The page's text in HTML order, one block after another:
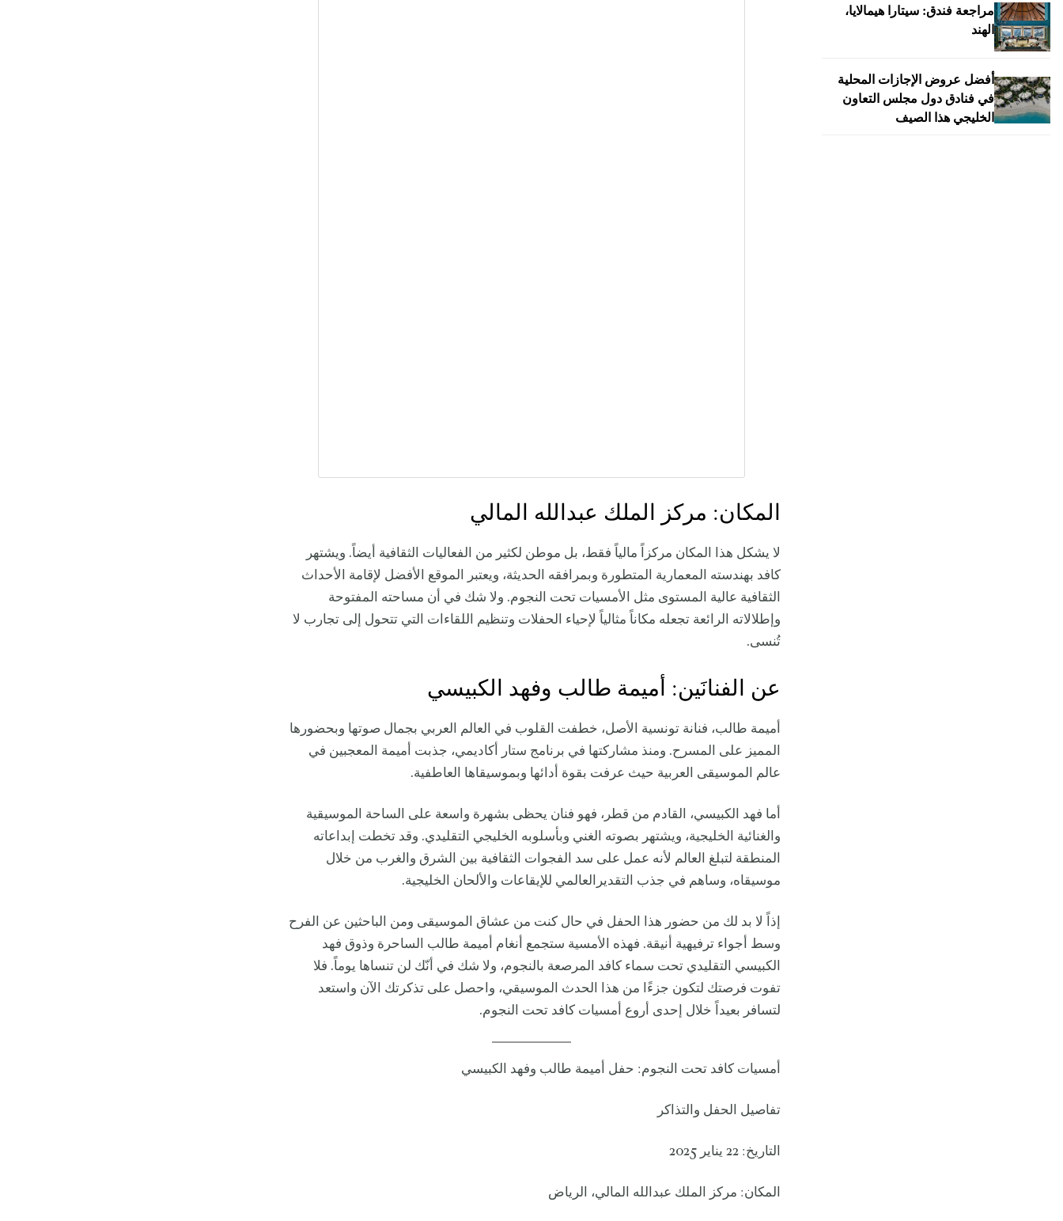
مراجعة فندق: سيتارا هيمالايا،
الهند
أفضل عروض الإجازات المحلية
في فنادق دول مجلس التعاون
الخليجي هذا الصيف
المكان: مركز الملك عبدالله المالي
لا يشكل هذا المكان مركزاً مالياً فقط، بل موطن لكثير من الفعاليات الثقافية أيضاً. ويشتهر
كافد بهندسته المعمارية المتطورة وبمرافقه الحديثة، ويعتبر الموقع الأفضل لإقامة الأحداث
الثقافية عالية المستوى مثل الأمسيات تحت النجوم. ولا شك في أن مساحته المفتوحة
وإطلالاته الرائعة تجعله مكاناً مثالياً لإحياء الحفلات وتنظيم اللقاءات التي تتحول إلى تجارب لا
تُنسى.
عن الفنانَين: أميمة طالب وفهد الكبيسي
أميمة طالب، فنانة تونسية الأصل، خطفت القلوب في العالم العربي بجمال صوتها وبحضورها
المميز على المسرح. ومنذ مشاركتها في برنامج ستار أكاديمي، جذبت أميمة المعجبين في
عالم الموسيقى العربية حيث عرفت بقوة أدائها وبموسيقاها العاطفية.
أما فهد الكبيسي، القادم من قطر، فهو فنان يحظى بشهرة واسعة على الساحة الموسيقية
والغنائية الخليجية، ويشتهر بصوته الغني وبأسلوبه الخليجي التقليدي. وقد تخطت إبداعاته
المنطقة لتبلغ العالم لأنه عمل على سد الفجوات الثقافية بين الشرق والغرب من خلال
موسيقاه، وساهم في جذب التقديرالعالمي للإيقاعات والألحان الخليجية.
إذاً لا بد لك من حضور هذا الحفل في حال كنت من عشاق الموسيقى ومن الباحثين عن الفرح
وسط أجواء ترفيهية أنيقة. فهذه الأمسية ستجمع أنغام أميمة طالب الساحرة وذوق فهد
الكبيسي التقليدي تحت سماء كافد المرصعة بالنجوم، ولا شك في أنّك لن تنساها يوماً. فلا
تفوت فرصتك لتكون جزءًا من هذا الحدث الموسيقي، واحصل على تذكرتك الآن واستعد
لتسافر بعيداً خلال إحدى أروع أمسيات كافد تحت النجوم.
أمسيات كافد تحت النجوم: حفل أميمة طالب وفهد الكبيسي
تفاصيل الحفل والتذاكر
التاريخ: 22 يناير 2025
المكان: مركز الملك عبدالله المالي، الرياض